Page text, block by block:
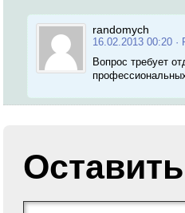
randomych
16.02.2013 00:20 ·
Вопрос требует